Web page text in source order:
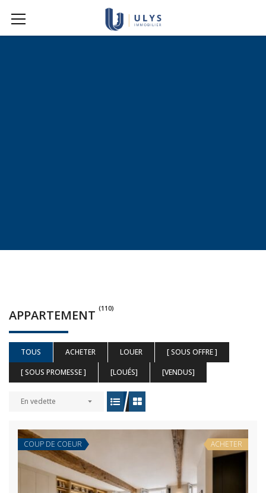
APPARTEMENT (110)
TOUS ACHETER LOUER
[ SOUS OFFRE ]
[ SOUS PROMESSE ]
[LOUÉS] [VENDUS]
En vedette
COUP DE COEUR ACHETER